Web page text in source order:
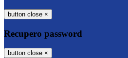
button close ×
Recupero password
button close ×